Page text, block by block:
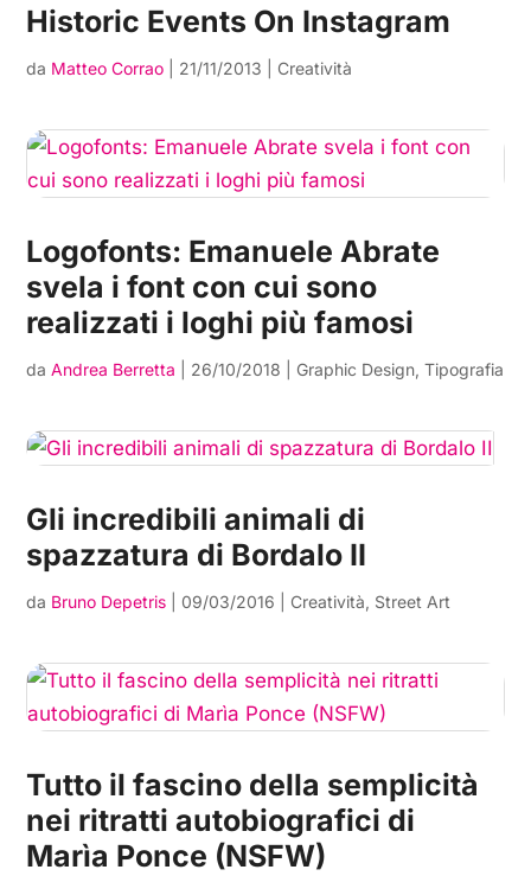
Historic Events On Instagram
da Matteo Corrao 21/11/2013 Creatività
Logofonts: Emanuele Abrate
svela i font con cui sono
realizzati i loghi più famosi
daAndrea Berretta 26/10/2018 Graphic Design,Tipografia
Gli incredibili animali di
spazzatura di Bordalo II
da Bruno Depetris 09/03/2016 Creatività, Street Art
Tutto il fascino della semplicità
nei ritratti autobiografici di
Marìa Ponce (NSFW)